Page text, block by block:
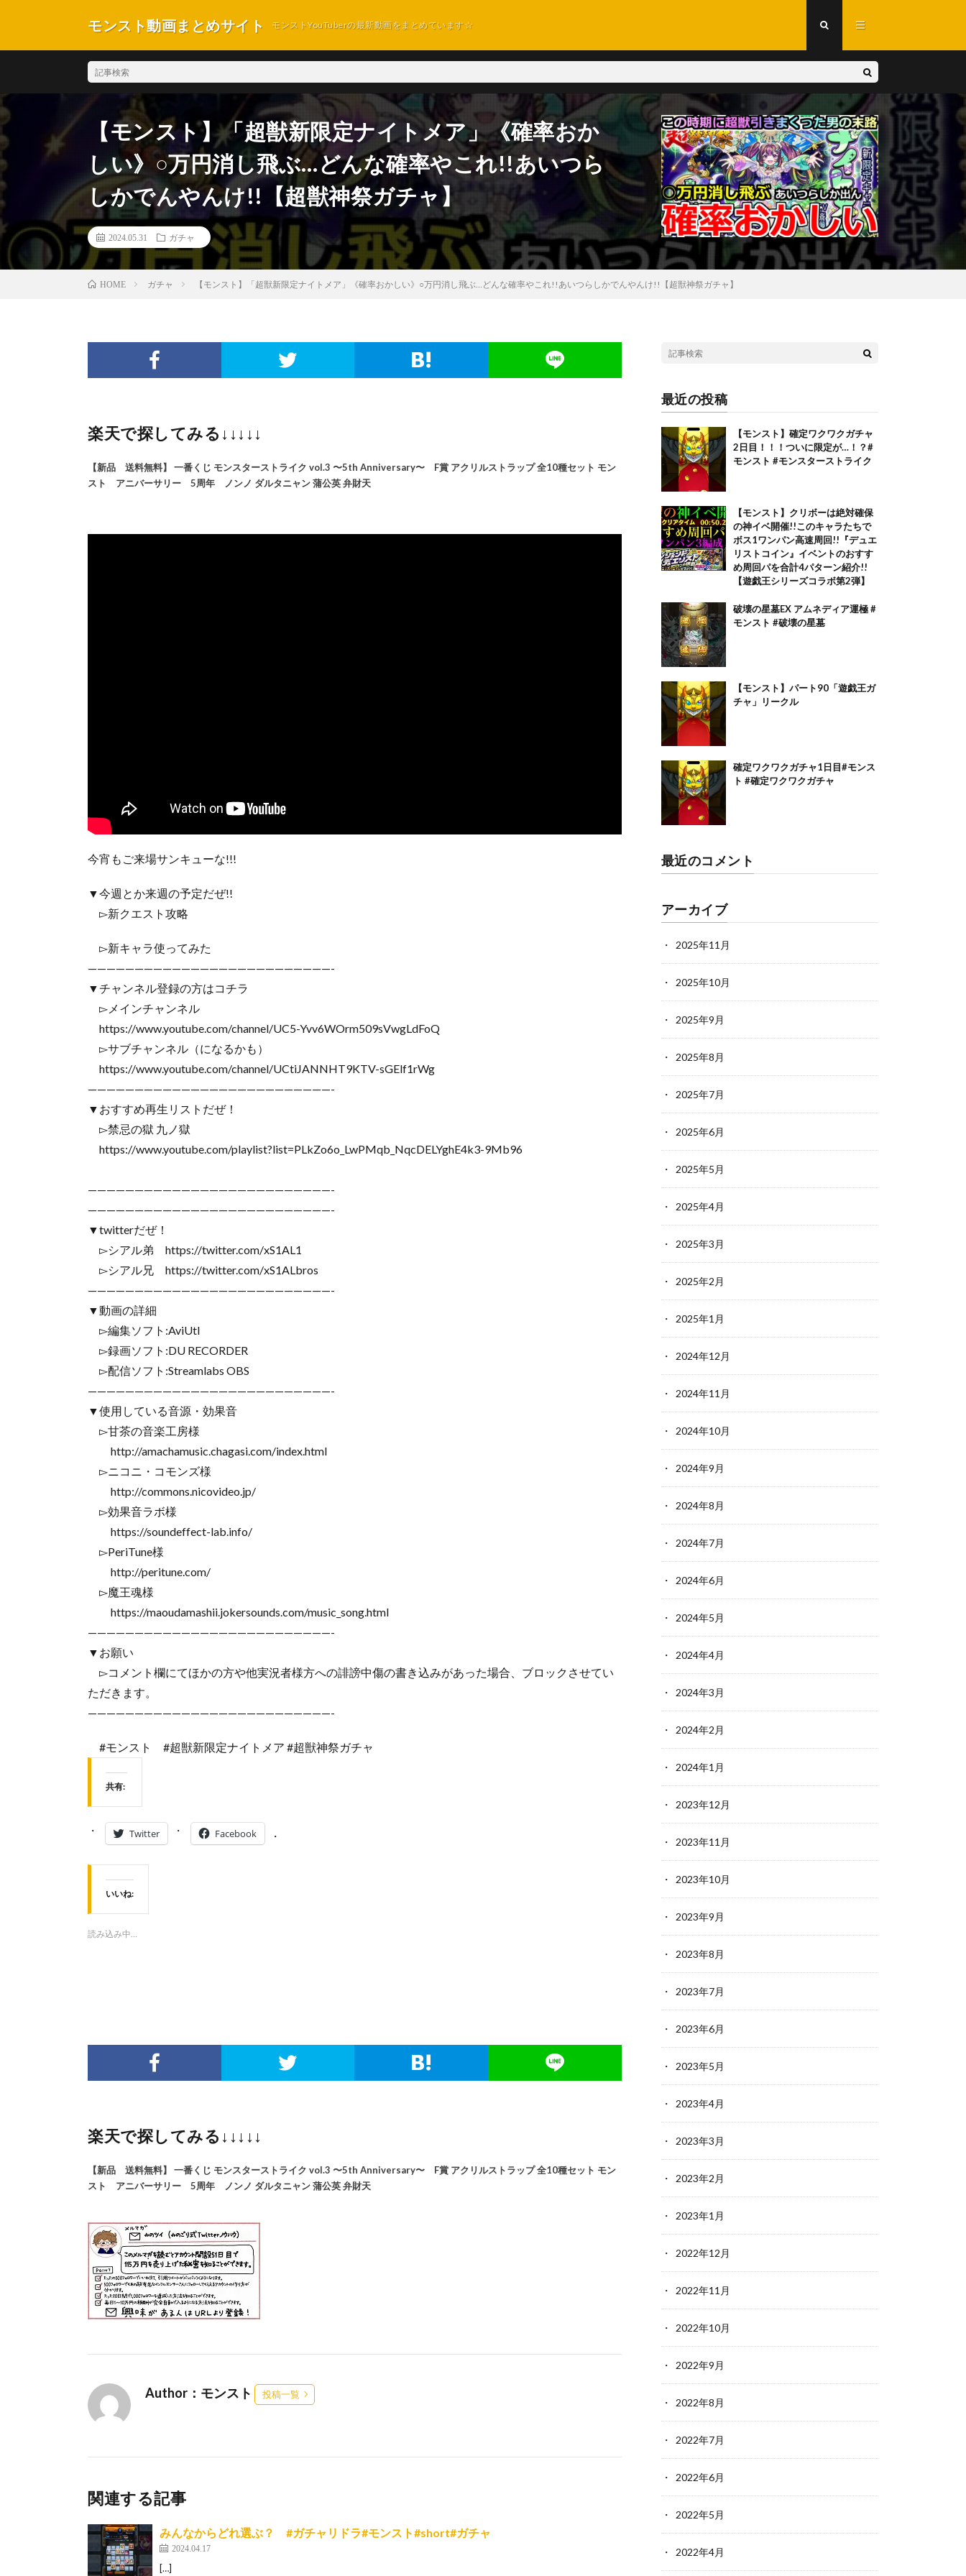
モンスト動画まとめサイト モンストYouTuberの最新動画をまとめています☆
【モンスト】「超獣新限定ナイトメア」《確率おか
しい》○万円消し飛ぶ…どんな確率やこれ!!あいつら
しかでんやんけ!!【超獣神祭ガチャ】
2024.05.31 ガチャ
HOME ガチャ 【モンスト】「超獣新限定ナイトメア」《確率おかしい》○万円消し飛ぶ…どんな確率やこれ!!あいつらしかでんやんけ!!【超獣神祭ガチャ】
楽天で探してみる↓↓↓↓↓
【新品 送料無料】 一番くじ モンスターストライク vol.3 〜5th Anniversary〜 F賞 アクリルストラップ 全10種セット モン
スト アニバーサリー 5周年 ノンノ ダルタニャン 蒲公英 弁財天
今宵もご来場サンキューな!!!
▼今週とか来週の予定だぜ!!
▻新クエスト攻略
▻新キャラ使ってみた
——————————————————————————-
▼チャンネル登録の方はコチラ
▻メインチャンネル
https://www.youtube.com/channel/UC5-Yvv6WOrm509sVwgLdFoQ
▻サブチャンネル（になるかも）
https://www.youtube.com/channel/UCtiJANNHT9KTV-sGElf1rWg
——————————————————————————-
▼おすすめ再生リストだぜ！
▻禁忌の獄 九ノ獄
https://www.youtube.com/playlist?list=PLkZo6o_LwPMqb_NqcDELYghE4k3-9Mb96
——————————————————————————-
——————————————————————————-
▼twitterだぜ！
▻シアル弟 https://twitter.com/xS1AL1
▻シアル兄 https://twitter.com/xS1ALbros
——————————————————————————-
▼動画の詳細
▻編集ソフト:AviUtl
▻録画ソフト:DU RECORDER
▻配信ソフト:Streamlabs OBS
——————————————————————————-
▼使用している音源・効果音
▻甘茶の音楽工房様
http://amachamusic.chagasi.com/index.html
▻ニコニ・コモンズ様
http://commons.nicovideo.jp/
▻効果音ラボ様
https://soundeffect-lab.info/
▻PeriTune様
http://peritune.com/
▻魔王魂様
https://maoudamashii.jokersounds.com/music_song.html
——————————————————————————-
▼お願い
▻コメント欄にてほかの方や他実況者様方への誹謗中傷の書き込みがあった場合、ブロックさせてい
ただきます。
——————————————————————————-
#モンスト #超獣新限定ナイトメア #超獣神祭ガチャ
共有:
Twitter Facebook
いいね:
読み込み中…
楽天で探してみる↓↓↓↓↓
【新品 送料無料】 一番くじ モンスターストライク vol.3 〜5th Anniversary〜 F賞 アクリルストラップ 全10種セット モン
スト アニバーサリー 5周年 ノンノ ダルタニャン 蒲公英 弁財天
Author：モンスト 投稿一覧
関連する記事
みんなからどれ選ぶ？ #ガチャリドラ#モンスト#short#ガチャ
2024.04.17
[…]
最近の投稿
【モンスト】確定ワクワクガチャ
2日目！！！ついに限定が…！？#
モンスト #モンスターストライク
【モンスト】クリボーは絶対確保
の神イベ開催!!このキャラたちで
ボス1ワンパン高速周回!!『デュエ
リストコイン』イベントのおすす
め周回パを合計4パターン紹介!!
【遊戯王シリーズコラボ第2弾】
破壊の星墓EX アムネディア運極 #
モンスト #破壊の星墓
【モンスト】パート90「遊戯王ガ
チャ」リークル
確定ワクワクガチャ1日目#モンス
ト #確定ワクワクガチャ
最近のコメント
アーカイブ
2025年11月
2025年10月
2025年9月
2025年8月
2025年7月
2025年6月
2025年5月
2025年4月
2025年3月
2025年2月
2025年1月
2024年12月
2024年11月
2024年10月
2024年9月
2024年8月
2024年7月
2024年6月
2024年5月
2024年4月
2024年3月
2024年2月
2024年1月
2023年12月
2023年11月
2023年10月
2023年9月
2023年8月
2023年7月
2023年6月
2023年5月
2023年4月
2023年3月
2023年2月
2023年1月
2022年12月
2022年11月
2022年10月
2022年9月
2022年8月
2022年7月
2022年6月
2022年5月
2022年4月